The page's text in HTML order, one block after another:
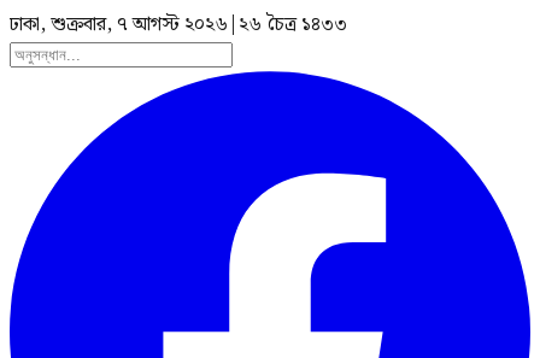
ঢাকা, শুক্রবার, ৭ আগস্ট ২০২৬ | ২৬ চৈত্র ১৪৩৩